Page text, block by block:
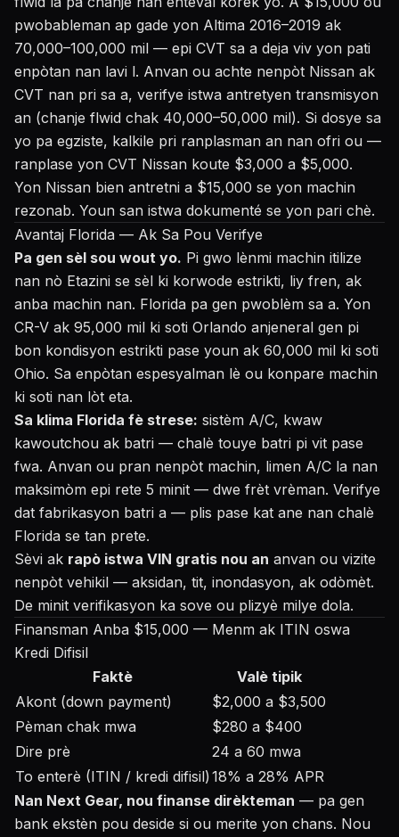
pwobableman ap gade yon Altima 2016–2019 ak
70,000–100,000 mil — epi CVT sa a deja viv yon pati
enpòtan nan lavi l. Anvan ou achte nenpòt Nissan ak
CVT nan pri sa a, verifye istwa antretyen transmisyon
an (chanje flwid chak 40,000–50,000 mil). Si dosye sa
yo pa egziste, kalkile pri ranplasman an nan ofri ou —
ranplase yon CVT Nissan koute $3,000 a $5,000.
Yon Nissan bien antretni a $15,000 se yon machin
rezonab. Youn san istwa dokumenté se yon pari chè.
Avantaj Florida — Ak Sa Pou Verifye
Pa gen sèl sou wout yo. Pi gwo lènmi machin itilize
nan nò Etazini se sèl ki korwode estrikti, liy fren, ak
anba machin nan. Florida pa gen pwoblèm sa a. Yon
CR-V ak 95,000 mil ki soti Orlando anjeneral gen pi
bon kondisyon estrikti pase youn ak 60,000 mil ki soti
Ohio. Sa enpòtan espesyalman lè ou konpare machin
ki soti nan lòt eta.
Sa klima Florida fè strese: sistèm A/C, kwaw
kawoutchou ak batri — chalè touye batri pi vit pase
fwa. Anvan ou pran nenpòt machin, limen A/C la nan
maksimòm epi rete 5 minit — dwe frèt vrèman. Verifye
dat fabrikasyon batri a — plis pase kat ane nan chalè
Florida se tan prete.
Sèvi ak rapò istwa VIN gratis nou an anvan ou vizite
nenpòt vehikil — aksidan, tit, inondasyon, ak odòmèt.
De minit verifikasyon ka sove ou plizyè milye dola.
Finansman Anba $15,000 — Menm ak ITIN oswa
Kredi Difisil
Faktè
Valè tipik
Akont (down payment)
$2,000 a $3,500
Pèman chak mwa
$280 a $400
Dire prè
24 a 60 mwa
To enterè (ITIN / kredi difisil) 18% a 28% APR
Nan Next Gear, nou finanse dirèkteman — pa gen
bank ekstèn pou deside si ou merite yon chans. Nou